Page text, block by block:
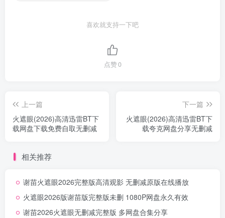
喜欢就支持一下吧
点赞0
上一篇
火遮眼(2026)高清迅雷BT下
载网盘下载免费自取无删减
下一篇
火遮眼(2026)高清迅雷BT下
载夸克网盘分享无删减
相关推荐
谢苗火遮眼2026完整版高清观影 无删减原版在线播放
火遮眼2026版谢苗版完整版未删 1080P网盘永久有效
谢苗2026火遮眼无删减完整版 多网盘合集分享